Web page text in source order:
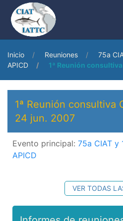
Inicio Reuniones
75a
APICD
1ª Reunión
1ª Reunión consultiva
24 jun. 2007
Evento principal: 75a CIAT y
APICD
VER TODAS